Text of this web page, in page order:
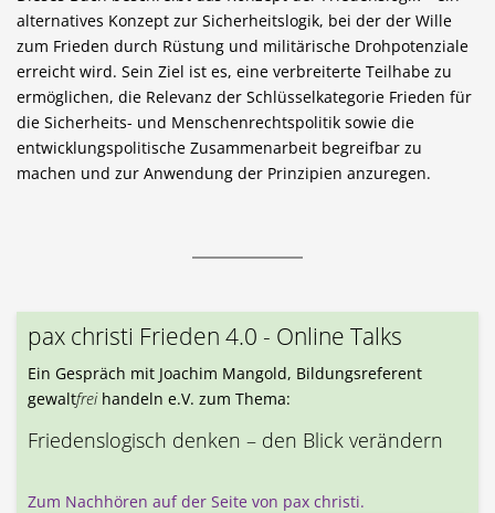
alternatives Konzept zur Sicherheitslogik, bei der der Wille
zum Frieden durch Rüstung und militärische Drohpotenziale
erreicht wird. Sein Ziel ist es, eine verbreiterte Teilhabe zu
ermöglichen, die Relevanz der Schlüsselkategorie Frieden für
die Sicherheits- und Menschenrechtspolitik sowie die
entwicklungspolitische Zusammenarbeit begreifbar zu
machen und zur Anwendung der Prinzipien anzuregen.
pax christi Frieden 4.0 - Online Talks
Ein Gespräch mit Joachim Mangold, Bildungsreferent
gewaltfreihandeln e.V. zum Thema:
Friedenslogisch denken – den Blick verändern
Zum Nachhören auf der Seite von pax christi.